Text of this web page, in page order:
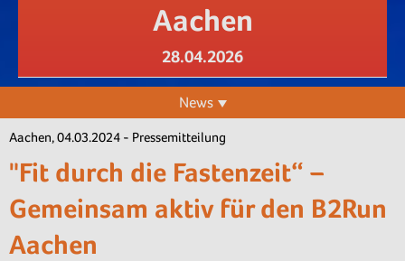
Aachen
28.04.2026
News
Aachen, 04.03.2024 - Pressemitteilung
"Fit durch die Fastenzeit“ –
Gemeinsam aktiv für den B2Run
Aachen